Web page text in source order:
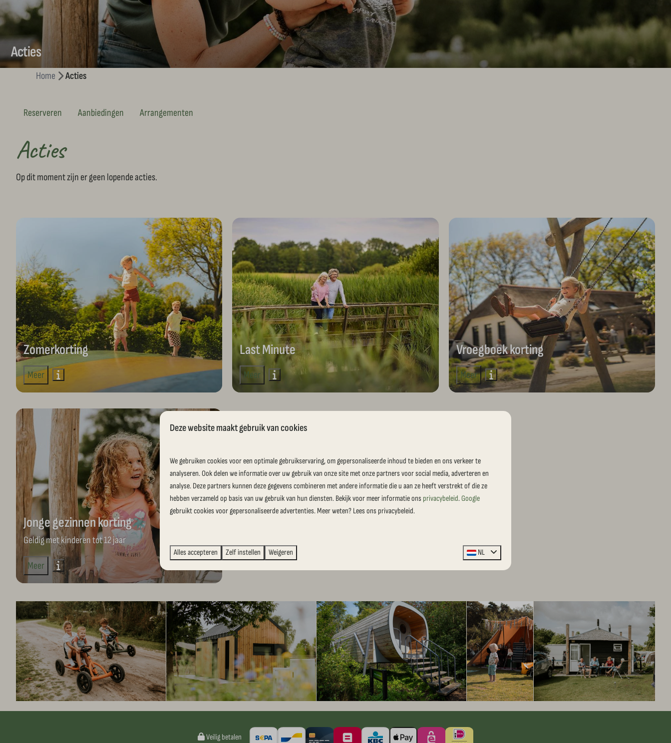
Acties
Home Acties
Reserveren Aanbiedingen Arrangementen
Acties
Op dit moment zijn er geen lopende acties.
Zomerkorting
Meer
Last Minute
Meer
Vroegboek korting
Meer
Jonge gezinnen korting
Geldig met kinderen tot 12 jaar
Meer
Veilig betalen
Deze website maakt gebruik van cookies
We gebruiken cookies voor een optimale gebruikservaring, om gepersonaliseerde inhoud te bieden en ons verkeer te
analyseren. Ook delen we informatie over uw gebruik van onze site met onze partners voor social media, adverteren en
analyse. Deze partners kunnen deze gegevens combineren met andere informatie die u aan ze heeft verstrekt of die ze
hebben verzameld op basis van uw gebruik van hun diensten. Bekijk voor meer informatie ons privacybeleid.Google
gebruikt cookies voor gepersonaliseerde advertenties. Meer weten? Lees ons privacybeleid.
Alles accepteren Zelf instellen Weigeren NL